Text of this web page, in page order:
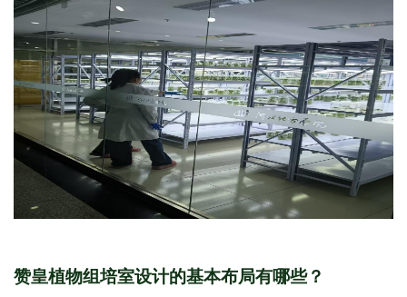
赞皇植物组培室设计的基本布局有哪些？